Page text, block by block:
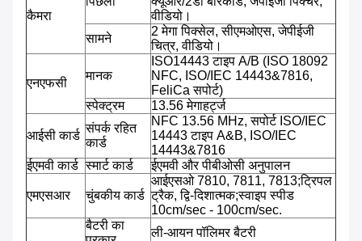
कैमरा
वीडियो।
सामने
2 मेगा पिक्सेल, सीएमओएस, जेपीईजी
चित्र, वीडियो।
एनएफसी
मानक
ISO14443 टाइप A/B (ISO 18092
NFC, ISO/IEC 14443&7816,
FeliCa सपोर्ट)
स्पेक्ट्रम
13.56 मेगाहर्ट्ज
आईसी कार्ड
संपर्क रहित
कार्ड
NFC 13.56 MHz, सपोर्ट ISO/IEC
14443 टाइप A&B, ISO/IEC
14443&7816
ईएमवी कार्ड स्मार्ट कार्ड ईएमवी और पीबीओसी अनुपालन
एमएसआर चुंबकीय कार्ड
आईएसओ 7810, 7811, 7813;ट्रिपल
ट्रैक, द्वि-दिशात्मक;स्वाइप स्पीड
10cm/sec - 100cm/sec.
बैटरी का
ली-आयन पॉलिमर बैटरी